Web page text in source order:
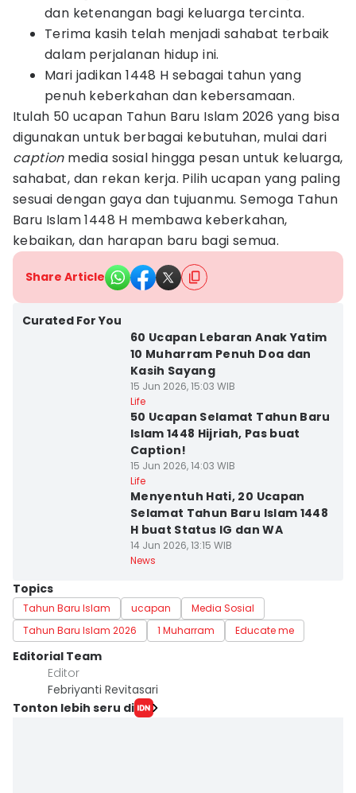
dan ketenangan bagi keluarga tercinta.
Terima kasih telah menjadi sahabat terbaik
dalam perjalanan hidup ini.
Mari jadikan 1448 H sebagai tahun yang
penuh keberkahan dan kebersamaan.
Itulah 50 ucapan Tahun Baru Islam 2026 yang bisa
digunakan untuk berbagai kebutuhan, mulai dari
captionmedia sosial hingga pesan untuk keluarga,
sahabat, dan rekan kerja. Pilih ucapan yang paling
sesuai dengan gaya dan tujuanmu. Semoga Tahun
Baru Islam 1448 H membawa keberkahan,
kebaikan, dan harapan baru bagi semua.
Share Article
Curated For You
60 Ucapan Lebaran Anak Yatim
10 Muharram Penuh Doa dan
Kasih Sayang
15 Jun 2026, 15:03 WIB
Life
50 Ucapan Selamat Tahun Baru
Islam 1448 Hijriah, Pas buat
Caption!
15 Jun 2026, 14:03 WIB
Life
Menyentuh Hati, 20 Ucapan
Selamat Tahun Baru Islam 1448
H buat Status IG dan WA
14 Jun 2026, 13:15 WIB
News
Topics
Tahun Baru Islam ucapan
Media Sosial
Tahun Baru Islam 2026
1 Muharram Educate me
Editorial Team
Editor
Febriyanti Revitasari
Tonton lebih seru di